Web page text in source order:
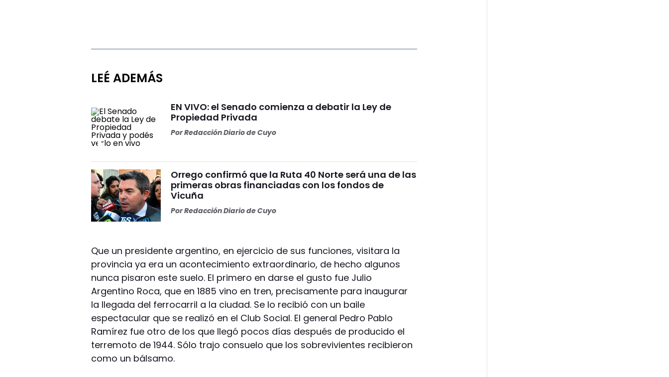
LEÉ ADEMÁS
EN VIVO: el Senado comienza a debatir la Ley de
Propiedad Privada
PorRedacción Diario de Cuyo
Orrego confirmó que la Ruta 40 Norte será una de las
primeras obras financiadas con los fondos de
Vicuña
PorRedacción Diario de Cuyo
Que un presidente argentino, en ejercicio de sus funciones, visitara la
provincia ya era un acontecimiento extraordinario, de hecho algunos
nunca pisaron este suelo. El primero en darse el gusto fue Julio
Argentino Roca, que en 1885 vino en tren, precisamente para inaugurar
la llegada del ferrocarril a la ciudad. Se lo recibió con un baile
espectacular que se realizó en el Club Social. El general Pedro Pablo
Ramírez fue otro de los que llegó pocos días después de producido el
terremoto de 1944. Sólo trajo consuelo que los sobrevivientes recibieron
como un bálsamo.